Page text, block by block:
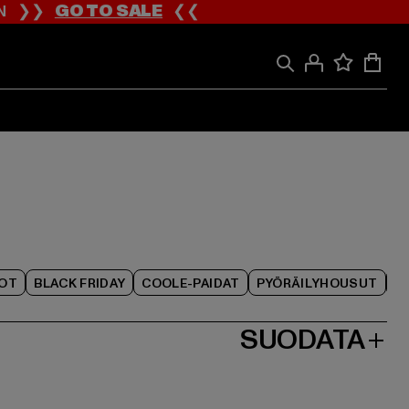
❯❯ GO TO SALE ❮❮
BLACK FRIDAY COOLE-PAIDAT PYÖRÄILYHOUSUT
SUODATA